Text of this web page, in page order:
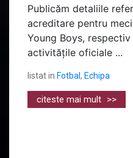
Publicăm detaliile
acreditare pentru
Young Boys,
activitățile oficiale ...
listat in Fotbal , Echipa
citeste mai mult >>